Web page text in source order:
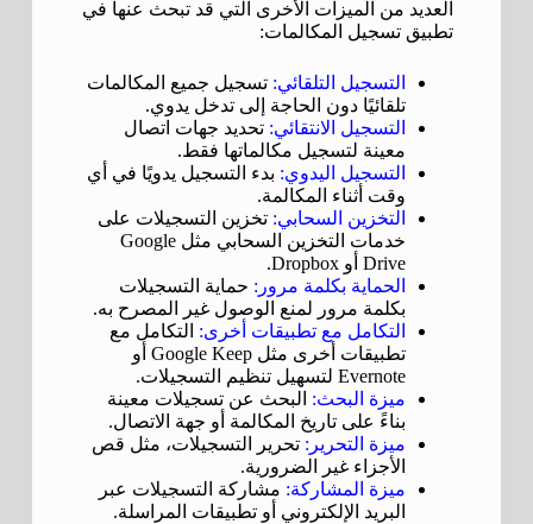
العديد من الميزات الأخرى التي قد تبحث عنها في
تطبيق تسجيل المكالمات:
التسجيل التلقائي: تسجيل جميع المكالمات
تلقائيًا دون الحاجة إلى تدخل يدوي.
التسجيل الانتقائي: تحديد جهات اتصال
معينة لتسجيل مكالماتها فقط.
التسجيل اليدوي: بدء التسجيل يدويًا في أي
وقت أثناء المكالمة.
التخزين السحابي: تخزين التسجيلات على
خدمات التخزين السحابي مثل Google
Drive أو Dropbox.
الحماية بكلمة مرور: حماية التسجيلات
بكلمة مرور لمنع الوصول غير المصرح به.
التكامل مع تطبيقات أخرى: التكامل مع
تطبيقات أخرى مثل Google Keep أو
Evernote لتسهيل تنظيم التسجيلات.
ميزة البحث: البحث عن تسجيلات معينة
بناءً على تاريخ المكالمة أو جهة الاتصال.
ميزة التحرير: تحرير التسجيلات، مثل قص
الأجزاء غير الضرورية.
ميزة المشاركة: مشاركة التسجيلات عبر
البريد الإلكتروني أو تطبيقات المراسلة.